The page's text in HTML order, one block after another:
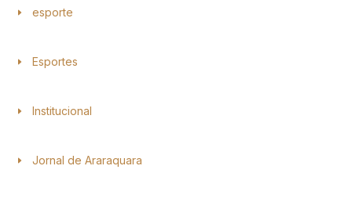
esporte
Esportes
Institucional
Jornal de Araraquara